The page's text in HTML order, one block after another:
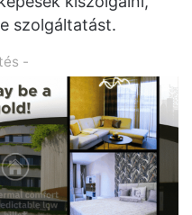
szolgáltatást.
-